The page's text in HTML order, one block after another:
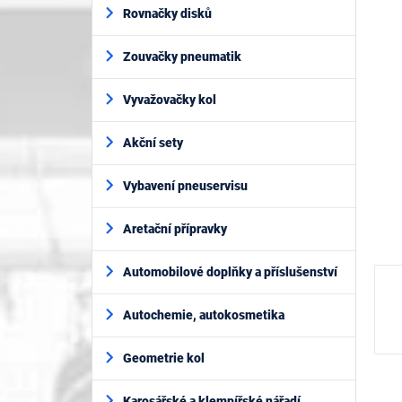
í
e
Rovnačky disků
Zouvačky pneumatik
Vyvažovačky kol
Akční sety
Vybavení pneuservisu
Aretační přípravky
Automobilové doplňky a příslušenství
Autochemie, autokosmetika
Geometrie kol